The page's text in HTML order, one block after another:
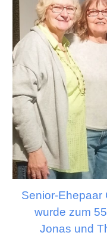
Senior-Ehepaar
wurde zum
Jonas und